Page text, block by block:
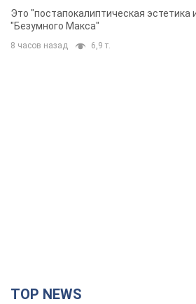
Фото
Это "постапокалиптическая эстетика
"Безумного Макса"
8 часов назад 6,9 т.
TOP NEWS